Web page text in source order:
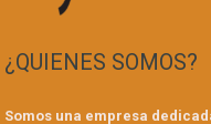
¿QUIENES SOMOS?
Somos una empresa